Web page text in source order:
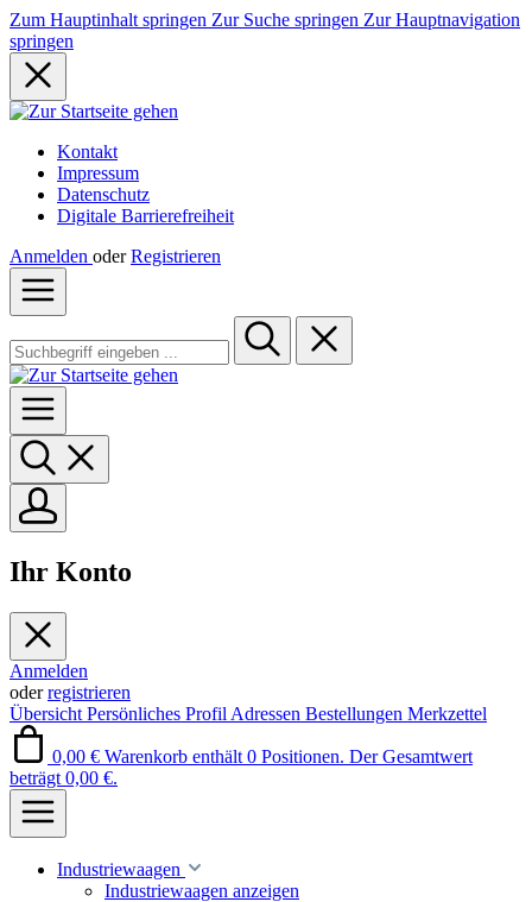
Zum Hauptinhalt springen Zur Suche springen Zur Hauptnavigation
springen
Kontakt
Impressum
Datenschutz
Digitale Barrierefreiheit
Anmelden oder Registrieren
Ihr Konto
Anmelden
oderregistrieren
Übersicht Persönliches Profil Adressen Bestellungen Merkzettel
0,00 € Warenkorb enthält 0 Positionen. Der Gesamtwert
beträgt 0,00 €.
Industriewaagen
Industriewaagen anzeigen